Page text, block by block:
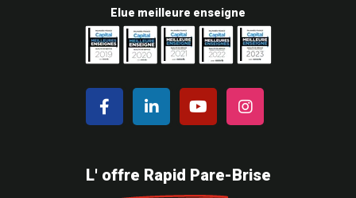
Elue meilleure enseigne
L' offre Rapid Pare-Brise